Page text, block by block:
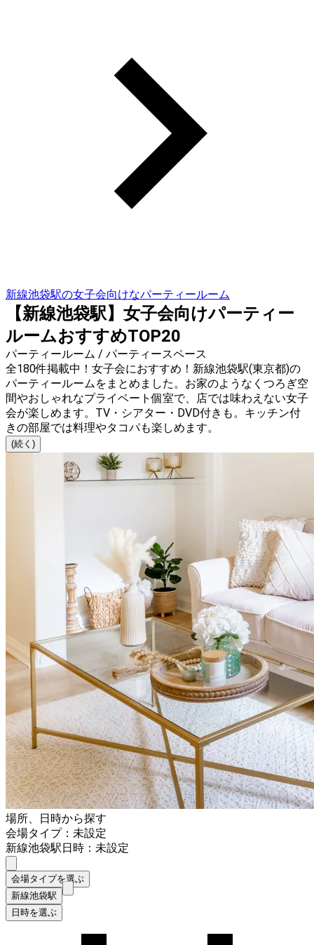
新線池袋駅の女子会向けなパーティールーム
【新線池袋駅】女子会向けパーティー
ルームおすすめTOP20
パーティールーム / パーティースペース
全180件掲載中！女子会におすすめ！新線池袋駅(東京都)の
パーティールームをまとめました。お家のようなくつろぎ空
間やおしゃれなプライベート個室で、店では味わえない女子
会が楽しめます。TV・シアター・DVD付きも。キッチン付
きの部屋では料理やタコパも楽しめます。
(続く)
場所、日時から探す
会場タイプ：未設定
新線池袋駅日時：未設定
会場タイプを選ぶ
新線池袋駅
日時を選ぶ